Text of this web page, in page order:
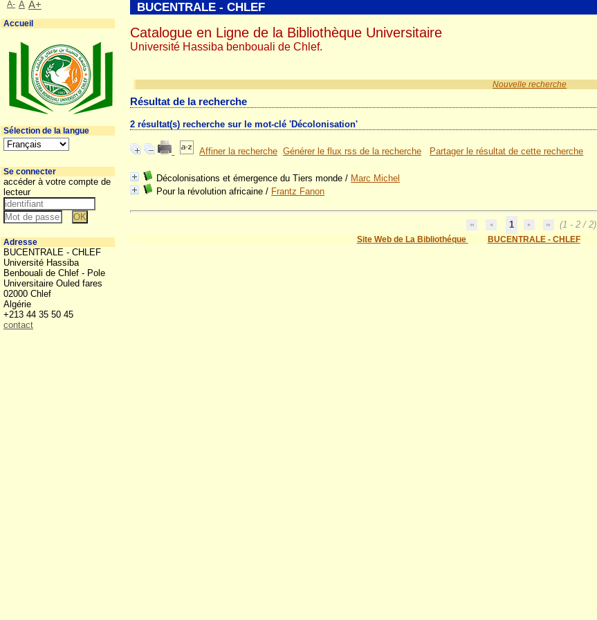
Nouvelle recherche
Résultat de la recherche
2 résultat(s) recherche sur le mot-clé 'Décolonisation'
Affiner la recherche Générer le flux rss de la recherche Partager le résultat de cette recherche
Décolonisations et émergence du Tiers monde / Marc Michel
Pour la révolution africaine / Frantz Fanon
1 (1 - 2 / 2)
Site Web de La Bibliothéque BUCENTRALE - CHLEF
BUCENTRALE - CHLEF
Catalogue en Ligne de la Bibliothèque Universitaire
Université Hassiba benbouali de Chlef.
A- A A+
Accueil
Sélection de la langue
Se connecter
accéder à votre compte de
lecteur
Adresse
BUCENTRALE - CHLEF
Université Hassiba
Benbouali de Chlef - Pole
Universitaire Ouled fares
02000 Chlef
Algérie
+213 44 35 50 45
contact